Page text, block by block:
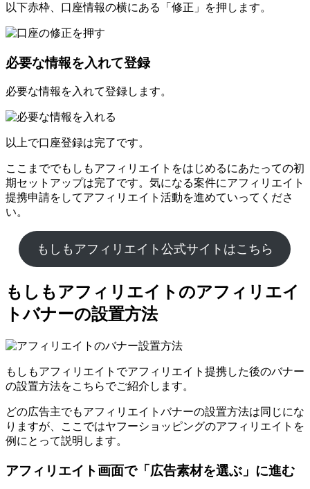
以下赤枠、口座情報の横にある「修正」を押します。
必要な情報を入れて登録
必要な情報を入れて登録します。
以上で口座登録は完了です。
ここまででもしもアフィリエイトをはじめるにあたっての初
期セットアップは完了です。気になる案件にアフィリエイト
提携申請をしてアフィリエイト活動を進めていってくださ
い。
もしもアフィリエイト公式サイトはこちら
もしもアフィリエイトのアフィリエイ
トバナーの設置方法
もしもアフィリエイトでアフィリエイト提携した後のバナー
の設置方法をこちらでご紹介します。
どの広告主でもアフィリエイトバナーの設置方法は同じにな
りますが、ここではヤフーショッピングのアフィリエイトを
例にとって説明します。
アフィリエイト画面で「広告素材を選ぶ」に進む